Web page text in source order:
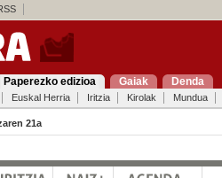
Paperezko edizioa Gaiak Denda
Euskal Herria Iritzia Kirolak Mundua
21a